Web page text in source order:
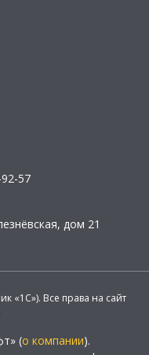
57
дом 21
«1С»). Все права на сайт
(о компании).